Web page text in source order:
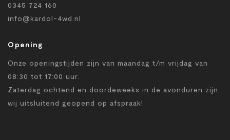
0345 724 160
info@kardol-4wd.nl
Opening
Onze openingstijden zijn van maandag t/m vrijdag van
08:30 tot 17:00 uur.
Zaterdag ochtend en doordeweeks in de avonduren zijn
wij uitsluitend geopend op afspraak!